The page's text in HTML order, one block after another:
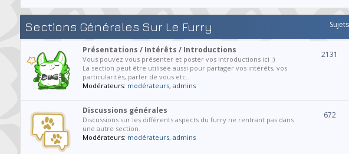
Sections Générales Sur Le Furry Sujets
Présentations / Intérêts / Introductions
Vous pouvez vous présenter et poster vos introductions ici :)
La section peut être utilisée aussi pour partager vos intérêts, vos
particularités, parler de vous etc..
Modérateurs: modérateurs, admins
2131
Discussions générales
Discussions sur les différents aspects du furry ne rentrant pas dans
une autre section.
Modérateurs: modérateurs, admins
672